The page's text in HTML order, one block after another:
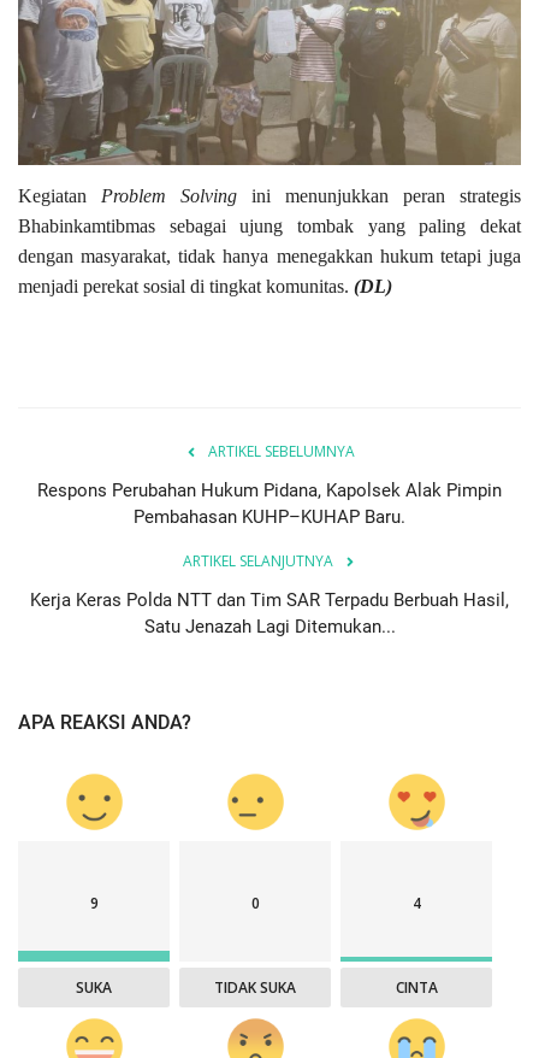
Kegiatan Problem Solving ini menunjukkan peran strategis
Bhabinkamtibmas sebagai ujung tombak yang paling dekat
dengan masyarakat, tidak hanya menegakkan hukum tetapi juga
menjadi perekat sosial di tingkat komunitas. (DL)
ARTIKEL SEBELUMNYA
Respons Perubahan Hukum Pidana, Kapolsek Alak Pimpin
Pembahasan KUHP–KUHAP Baru.
ARTIKEL SELANJUTNYA
Kerja Keras Polda NTT dan Tim SAR Terpadu Berbuah Hasil,
Satu Jenazah Lagi Ditemukan...
APA REAKSI ANDA?
9
SUKA
0
TIDAK SUKA
4
CINTA